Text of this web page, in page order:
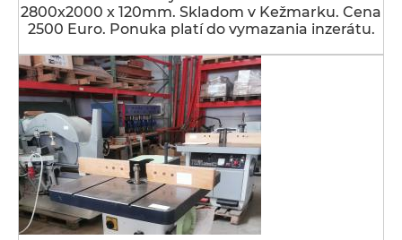
2800x2000 x 120mm. Skladom v Kežmarku. Cena
2500 Euro. Ponuka platí do vymazania inzerátu.